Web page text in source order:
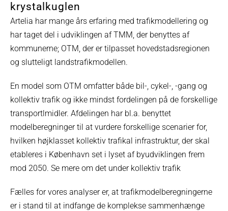
krystalkuglen
Artelia har mange års erfaring med trafikmodellering og
har taget del i udviklingen af TMM, der benyttes af
kommunerne; OTM, der er tilpasset hovedstadsregionen
og slutteligt landstrafikmodellen.
En model som OTM omfatter både bil-, cykel-, -gang og
kollektiv trafik og ikke mindst fordelingen på de forskellige
transportlmidler. Afdelingen har bl.a. benyttet
modelberegninger til at vurdere forskellige scenarier for,
hvilken højklasset kollektiv trafikal infrastruktur, der skal
etableres i København set i lyset af byudviklingen frem
mod 2050. Se mere om det under kollektiv trafik
Fælles for vores analyser er, at trafikmodelberegningerne
er i stand til at indfange de komplekse sammenhænge